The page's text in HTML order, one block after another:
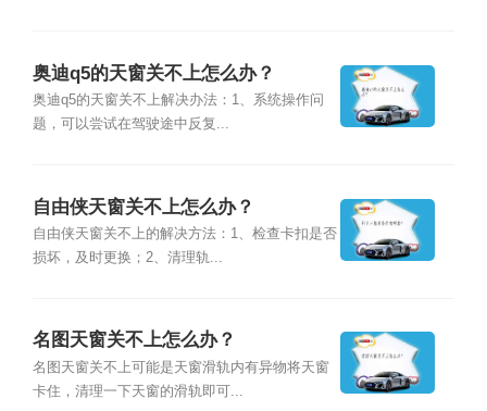
奥迪q5的天窗关不上怎么办？
奥迪q5的天窗关不上解决办法：1、系统操作问
题，可以尝试在驾驶途中反复...
自由侠天窗关不上怎么办？
自由侠天窗关不上的解决方法：1、检查卡扣是否
损坏，及时更换；2、清理轨...
名图天窗关不上怎么办？
名图天窗关不上可能是天窗滑轨内有异物将天窗
卡住，清理一下天窗的滑轨即可...